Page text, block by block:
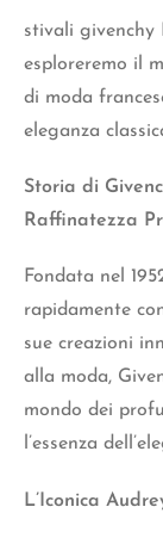
stivali givenchy
esploreremo il
di moda
eleganza
Storia di
Raffinatezza
Fondata nel
rapidamente
sue creazioni
alla moda,
mondo dei
l’essenza
L’Iconica